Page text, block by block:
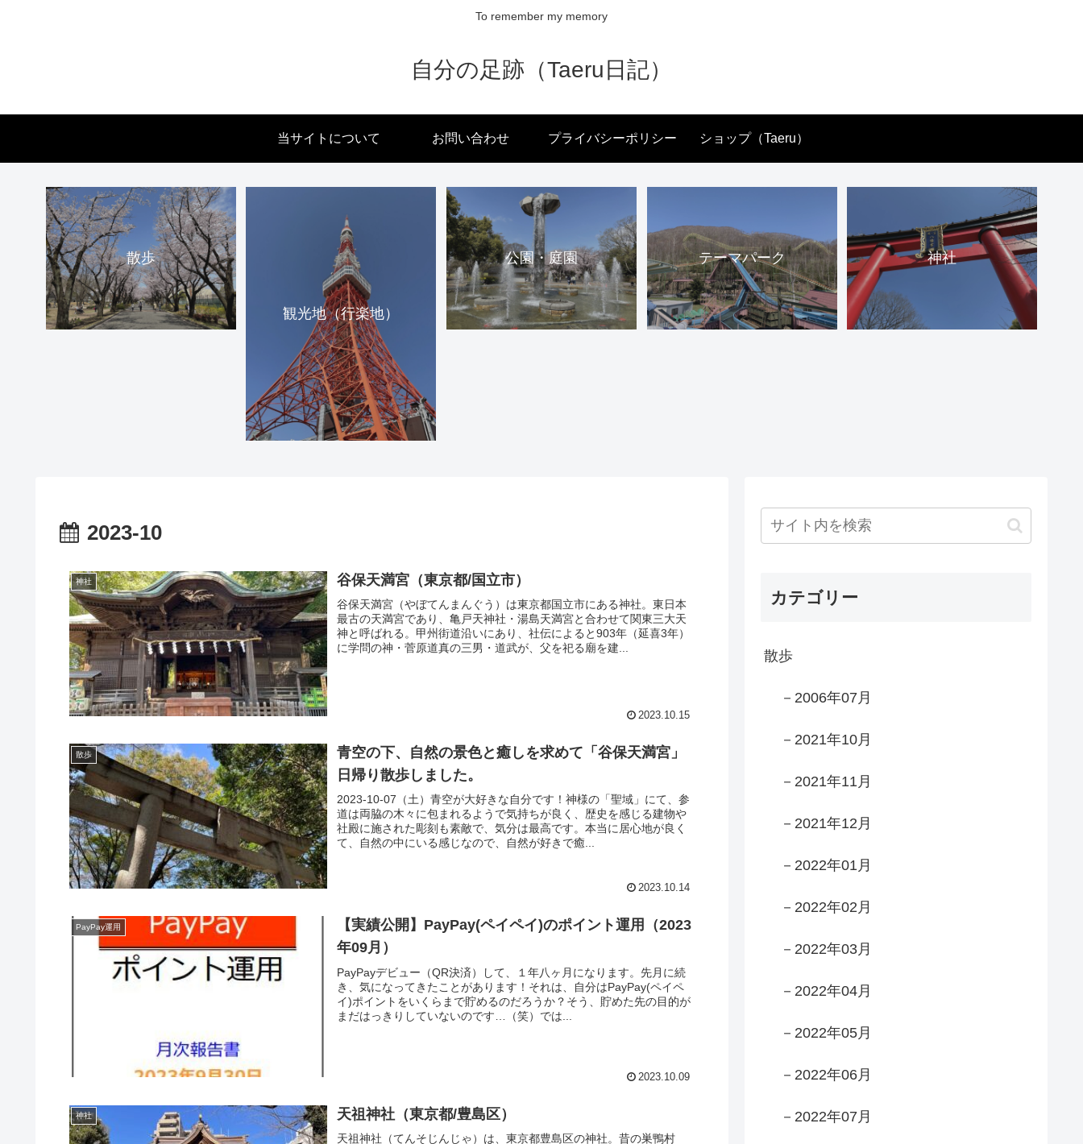
To remember my memory
自分の足跡（Taeru日記）
当サイトについて お問い合わせ プライバシーポリシー ショップ（Taeru）
散歩
観光地（行楽地）
公園・庭園 テーマパーク 神社
2023-10
神社 谷保天満宮（東京都/国立市）
谷保天満宮（やぼてんまんぐう）は東京都国立市にある神社。東日本
最古の天満宮であり、亀戸天神社・湯島天満宮と合わせて関東三大天
神と呼ばれる。甲州街道沿いにあり、社伝によると903年（延喜3年）
に学問の神・菅原道真の三男・道武が、父を祀る廟を建...
2023.10.15
散歩
青空の下、自然の景色と癒しを求めて「谷保天満宮」
日帰り散歩しました。
2023-10-07（土）青空が大好きな自分です！神様の「聖域」にて、参
道は両脇の木々に包まれるようで気持ちが良く、歴史を感じる建物や
社殿に施された彫刻も素敵で、気分は最高です。本当に居心地が良く
て、自然の中にいる感じなので、自然が好きで癒...
2023.10.14
PayPay運用
【実績公開】PayPay(ペイペイ)のポイント運用（2023
年09月）
PayPayデビュー（QR決済）して、１年八ヶ月になります。先月に続
き、気になってきたことがあります！それは、自分はPayPay(ペイペ
イ)ポイントをいくらまで貯めるのだろうか？そう、貯めた先の目的が
まだはっきりしていないのです…（笑）では...
2023.10.09
神社 天祖神社（東京都/豊島区）
天祖神社（てんそじんじゃ）は、東京都豊島区の神社。昔の巣鴨村
カテゴリー
散歩
－2006年07月
－2021年10月
－2021年11月
－2021年12月
－2022年01月
－2022年02月
－2022年03月
－2022年04月
－2022年05月
－2022年06月
－2022年07月